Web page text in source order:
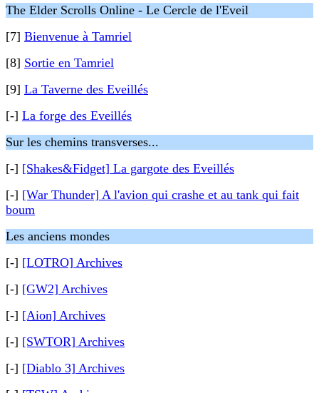
The Elder Scrolls Online - Le Cercle de l'Eveil
[7] Bienvenue à Tamriel
[8] Sortie en Tamriel
[9] La Taverne des Eveillés
[-] La forge des Eveillés
Sur les chemins transverses...
[-] [Shakes&Fidget] La gargote des Eveillés
[-] [War Thunder] A l'avion qui crashe et au tank qui fait
boum
Les anciens mondes
[-] [LOTRO] Archives
[-] [GW2] Archives
[-] [Aion] Archives
[-] [SWTOR] Archives
[-] [Diablo 3] Archives